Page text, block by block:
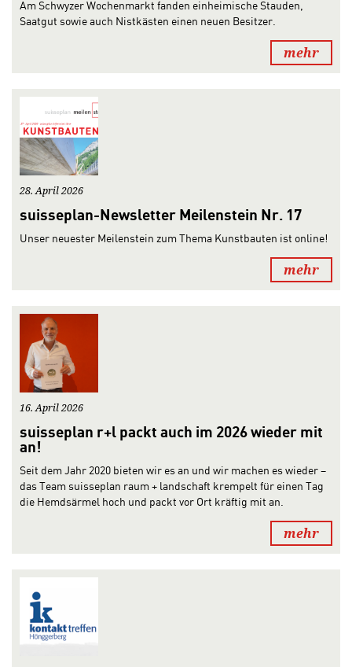
Am Schwyzer Wochenmarkt fanden einheimische Stauden,
Saatgut sowie auch Nistkästen einen neuen Besitzer.
mehr
28. April 2026
suisseplan-Newsletter Meilenstein Nr. 17
Unser neuester Meilenstein zum Thema Kunstbauten ist online!
mehr
16. April 2026
suisseplan r+l packt auch im 2026 wieder mit
an!
Seit dem Jahr 2020 bieten wir es an und wir machen es wieder –
das Team suisseplan raum + landschaft krempelt für einen Tag
die Hemdsärmel hoch und packt vor Ort kräftig mit an.
mehr